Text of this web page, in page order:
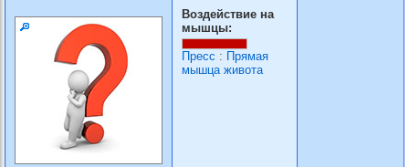
Воздействие на
мышцы:
Пресс : Прямая
мышца живота